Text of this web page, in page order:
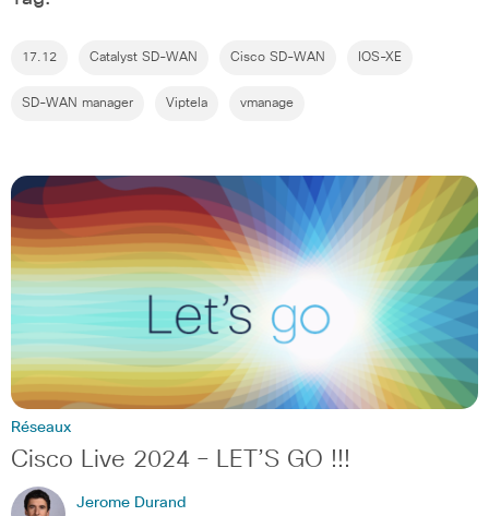
17.12 Catalyst SD-WAN Cisco SD-WAN IOS-XE
SD-WAN manager Viptela vmanage
Réseaux
Cisco Live 2024 – LET’S GO !!!
Jerome Durand